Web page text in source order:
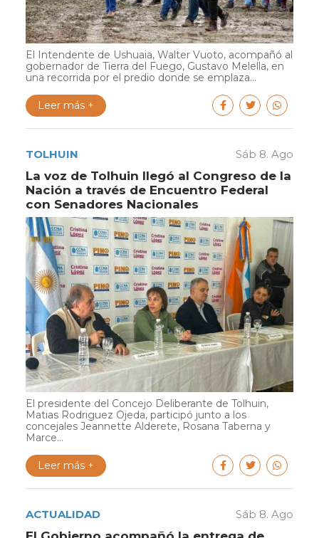
El Intendente de Ushuaia, Walter Vuoto, acompañó al
gobernador de Tierra del Fuego, Gustavo Melella, en
una recorrida por el predio donde se emplaza...
Leer más +
TOLHUIN Sáb 8. Ago
La voz de Tolhuin llegó al Congreso de la
Nación a través de Encuentro Federal
con Senadores Nacionales
El presidente del Concejo Deliberante de Tolhuin,
Matias Rodriguez Ojeda, participó junto a los
concejales Jeannette Alderete, Rosana Taberna y
Marce...
Leer más +
ACTUALIDAD Sáb 8. Ago